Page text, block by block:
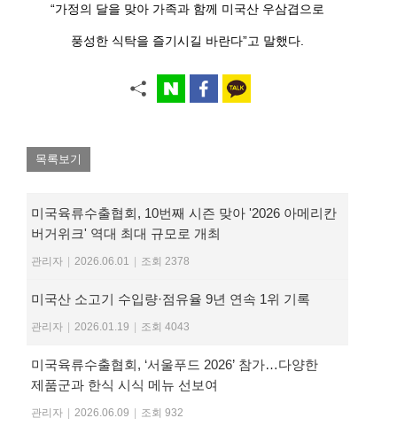
“가정의 달을 맞아 가족과 함께 미국산 우삼겹으로
풍성한 식탁을 즐기시길 바란다”고 말했다.
목록보기
미국육류수출협회, 10번째 시즌 맞아 '2026 아메리칸
버거위크' 역대 최대 규모로 개최
관리자 2026.06.01 조회 2378
미국산 소고기 수입량·점유율 9년 연속 1위 기록
관리자 2026.01.19 조회 4043
미국육류수출협회, ‘서울푸드 2026’ 참가…다양한
제품군과 한식 시식 메뉴 선보여
관리자 2026.06.09 조회 932